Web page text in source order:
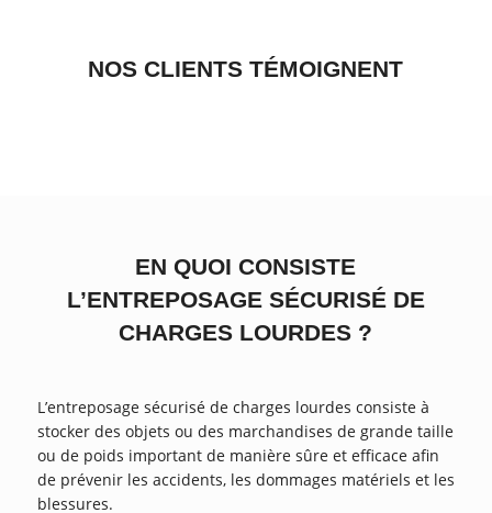
NOS CLIENTS TÉMOIGNENT
EN QUOI CONSISTE
L’ENTREPOSAGE SÉCURISÉ DE
CHARGES LOURDES ?
L’entreposage sécurisé de charges lourdes consiste à
stocker des objets ou des marchandises de grande taille
ou de poids important de manière sûre et efficace afin
de prévenir les accidents, les dommages matériels et les
blessures.